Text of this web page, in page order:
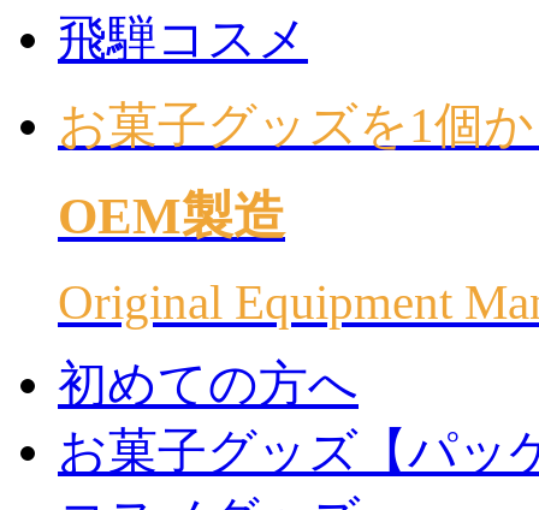
飛騨コスメ
お菓子グッズを1個
OEM製造
Original Equipment
初めての方へ
お菓子グッズ【パッ